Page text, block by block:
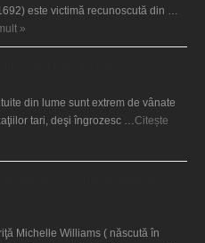
este victimă recunoscută din …
»
din lume sunt extrem de vânate
tari, deşi îngrozesc … Citește
Michelle Williams ( născută în